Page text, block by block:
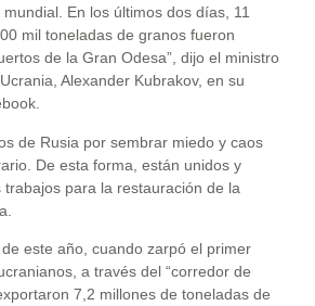
En los últimos dos días, 11
mil toneladas de granos fueron
de la Gran Odesa”, dijo el ministro
Alexander Kubrakov, en su
de Rusia por sembrar miedo y caos
De esta forma, están unidos y
para la restauración de la
este año, cuando zarpó el primer
a través del “corredor de
7,2 millones de toneladas de